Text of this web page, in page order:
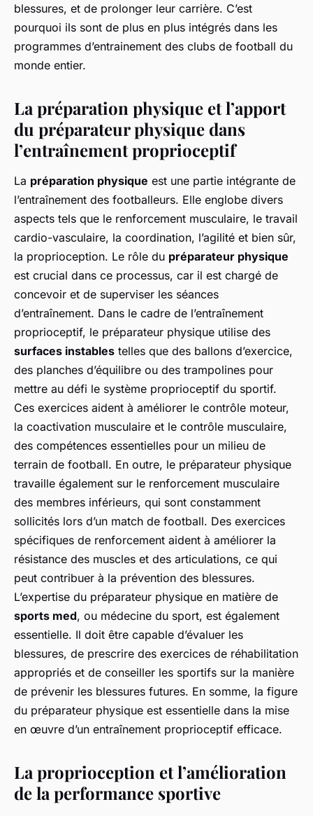
blessures, et de prolonger leur carrière. C’est
pourquoi ils sont de plus en plus intégrés dans les
programmes d’entrainement des clubs de football du
monde entier.
La préparation physique et l’apport
du préparateur physique dans
l’entraînement proprioceptif
La préparation physique est une partie intégrante de
l’entraînement des footballeurs. Elle englobe divers
aspects tels que le renforcement musculaire, le travail
cardio-vasculaire, la coordination, l’agilité et bien sûr,
la proprioception. Le rôle du préparateur physique
est crucial dans ce processus, car il est chargé de
concevoir et de superviser les séances
d’entraînement. Dans le cadre de l’entraînement
proprioceptif, le préparateur physique utilise des
surfaces instables telles que des ballons d’exercice,
des planches d’équilibre ou des trampolines pour
mettre au défi le système proprioceptif du sportif.
Ces exercices aident à améliorer le contrôle moteur,
la coactivation musculaire et le contrôle musculaire,
des compétences essentielles pour un milieu de
terrain de football. En outre, le préparateur physique
travaille également sur le renforcement musculaire
des membres inférieurs, qui sont constamment
sollicités lors d’un match de football. Des exercices
spécifiques de renforcement aident à améliorer la
résistance des muscles et des articulations, ce qui
peut contribuer à la prévention des blessures.
L’expertise du préparateur physique en matière de
sports med, ou médecine du sport, est également
essentielle. Il doit être capable d’évaluer les
blessures, de prescrire des exercices de réhabilitation
appropriés et de conseiller les sportifs sur la manière
de prévenir les blessures futures. En somme, la figure
du préparateur physique est essentielle dans la mise
en œuvre d’un entraînement proprioceptif efficace.
La proprioception et l’amélioration
de la performance sportive